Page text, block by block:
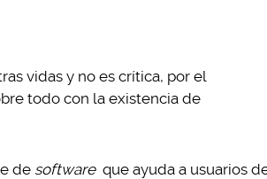
vidas y no es crítica, por el
todo con la existencia de
de software que ayuda a usuarios